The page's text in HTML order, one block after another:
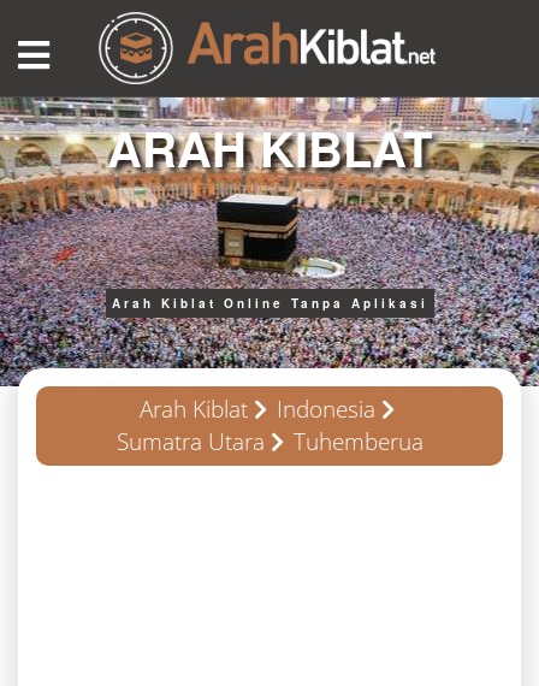
ARAH KIBLAT
Arah Kiblat Online Tanpa Aplikasi
Arah Kiblat
Indonesia
Sumatra Utara
Tuhemberua